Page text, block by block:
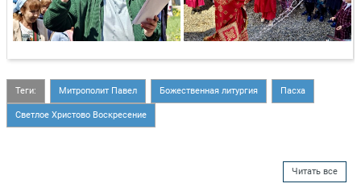
Теги: Митрополит Павел Божественная литургия Пасха
Светлое Христово Воскресение
Читать все